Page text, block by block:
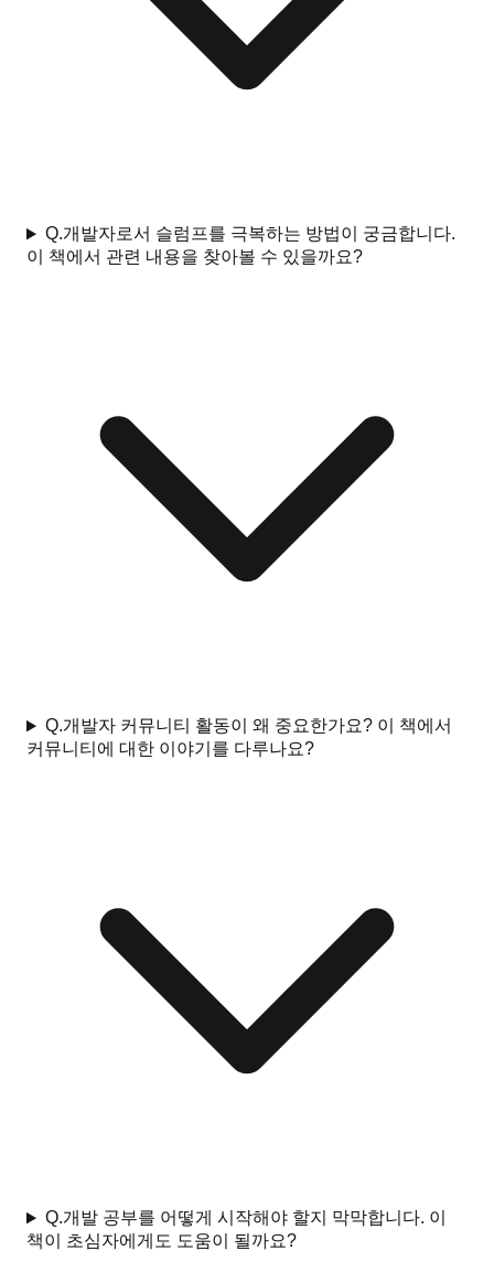
Q.개발자로서 슬럼프를 극복하는 방법이 궁금합니다.
이 책에서 관련 내용을 찾아볼 수 있을까요?
Q.개발자 커뮤니티 활동이 왜 중요한가요? 이 책에서
커뮤니티에 대한 이야기를 다루나요?
Q.개발 공부를 어떻게 시작해야 할지 막막합니다. 이
책이 초심자에게도 도움이 될까요?